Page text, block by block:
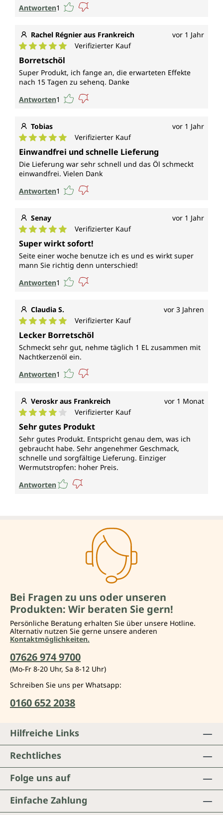
Antworten1
Rachel Régnier aus Frankreich vor 1 Jahr
Durchschnittliche Bewertung von 5 von 5 Sternen
Verifizierter Kauf
Borretschöl
Super Produkt, ich fange an, die erwarteten Effekte
nach 15 Tagen zu sehenq. Danke
Antworten1
Tobias vor 1 Jahr
Durchschnittliche Bewertung von 5 von 5 Sternen
Verifizierter Kauf
Einwandfrei und schnelle Lieferung
Die Lieferung war sehr schnell und das Öl schmeckt
einwandfrei. Vielen Dank
Antworten1
Senay vor 1 Jahr
Durchschnittliche Bewertung von 5 von 5 Sternen
Verifizierter Kauf
Super wirkt sofort!
Seite einer woche benutze ich es und es wirkt super
mann Sie richtig denn unterschied!
Antworten1
Claudia S. vor 3 Jahren
Durchschnittliche Bewertung von 5 von 5 Sternen
Verifizierter Kauf
Lecker Borretschöl
Schmeckt sehr gut, nehme täglich 1 EL zusammen mit
Nachtkerzenöl ein.
Antworten1
Veroskr aus Frankreich vor 1 Monat
Durchschnittliche Bewertung von 4 von 5 Sternen
Verifizierter Kauf
Sehr gutes Produkt
Sehr gutes Produkt. Entspricht genau dem, was ich
gebraucht habe. Sehr angenehmer Geschmack,
schnelle und sorgfältige Lieferung. Einziger
Wermutstropfen: hoher Preis.
Antworten
Bei Fragen zu uns oder unseren
Produkten: Wir beraten Sie gern!
Persönliche Beratung erhalten Sie über unsere Hotline.
Alternativ nutzen Sie gerne unsere anderen
Kontaktmöglichkeiten.
07626 974 9700
(Mo-Fr 8-20 Uhr, Sa 8-12 Uhr)
Schreiben Sie uns per Whatsapp:
0160 652 2038
Folge uns auf
Einfache Zahlung
Hilfreiche Links
Rechtliches